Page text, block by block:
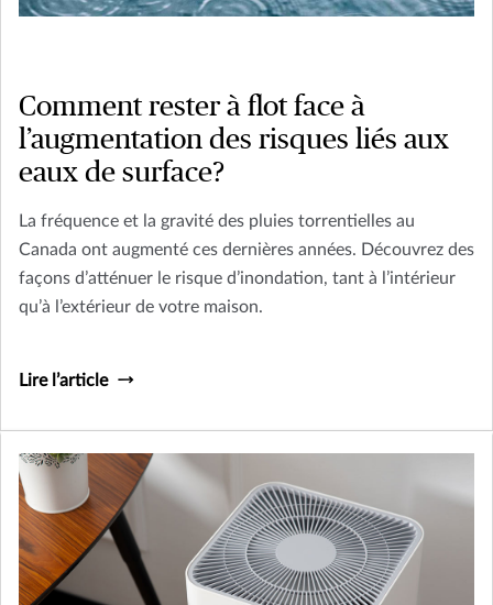
Comment rester à flot face à
l’augmentation des risques liés aux
eaux de surface?
La fréquence et la gravité des pluies torrentielles au
Canada ont augmenté ces dernières années. Découvrez des
façons d’atténuer le risque d’inondation, tant à l’intérieur
qu’à l’extérieur de votre maison.
Lire l’article